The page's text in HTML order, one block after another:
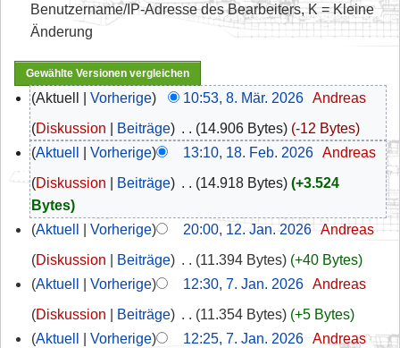
Benutzername/IP-Adresse des Bearbeiters, K = Kleine
Änderung
Aktuell Vorherige 10:53, 8. Mär. 2026‎ Andreas
Diskussion
Beiträge 14.906 Bytes
-12 Bytes
Aktuell
Vorherige 13:10, 18. Feb. 2026‎ Andreas
Diskussion
Beiträge 14.918 Bytes
+3.524
Bytes
Aktuell
Vorherige 20:00, 12. Jan. 2026‎ Andreas
Diskussion
Beiträge 11.394 Bytes
+40 Bytes
Aktuell
Vorherige 12:30, 7. Jan. 2026‎ Andreas
Diskussion
Beiträge 11.354 Bytes
+5 Bytes
Aktuell
Vorherige 12:25, 7. Jan. 2026‎ Andreas